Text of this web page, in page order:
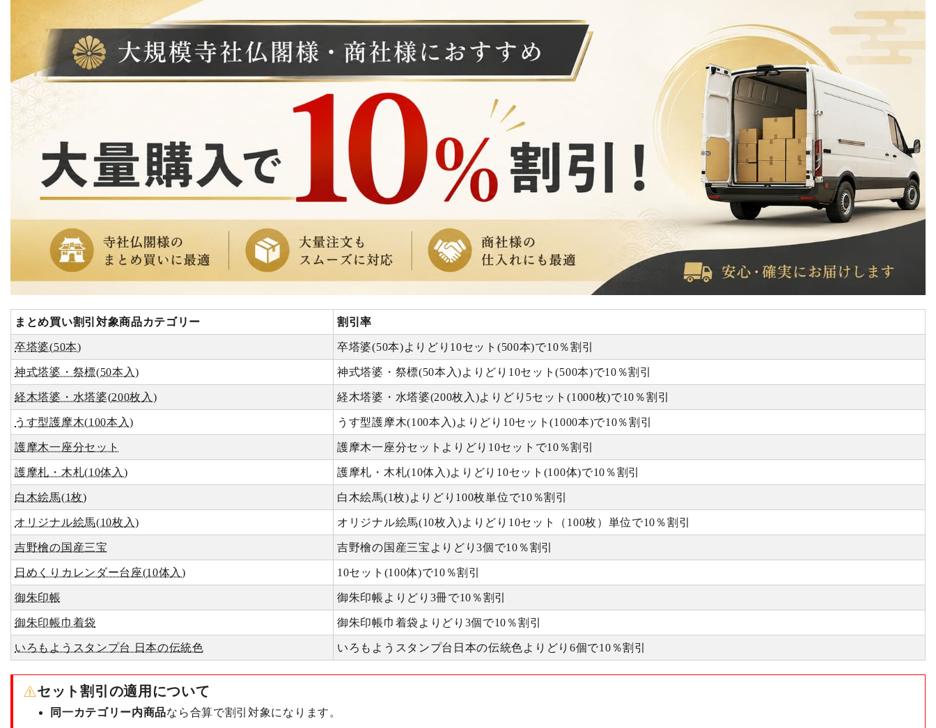
まとめ買い割引対象商品カテゴリー 割引率
卒塔婆(50本) 卒塔婆(50本)よりどり10セット(500本)で10％割引
神式塔婆・祭標(50本入) 神式塔婆・祭標(50本入)よりどり10セット(500本)で10％割引
経木塔婆・水塔婆(200枚入) 経木塔婆・水塔婆(200枚入)よりどり5セット(1000枚)で10％割引
うす型護摩木(100本入) うす型護摩木(100本入)よりどり10セット(1000本)で10％割引
護摩木一座分セット 護摩木一座分セットよりどり10セットで10％割引
護摩札・木札(10体入) 護摩札・木札(10体入)よりどり10セット(100体)で10％割引
白木絵馬(1枚) 白木絵馬(1枚)よりどり100枚単位で10％割引
オリジナル絵馬(10枚入) オリジナル絵馬(10枚入)よりどり10セット（100枚）単位で10％割引
吉野檜の国産三宝 吉野檜の国産三宝よりどり3個で10％割引
日めくりカレンダー台座(10体入) 10セット(100体)で10％割引
御朱印帳 御朱印帳よりどり3冊で10％割引
御朱印帳巾着袋 御朱印帳巾着袋よりどり3個で10％割引
いろもようスタンプ台 日本の伝統色 いろもようスタンプ台日本の伝統色よりどり6個で10％割引
セット割引の適用について
同一カテゴリー内商品なら合算で割引対象になります。